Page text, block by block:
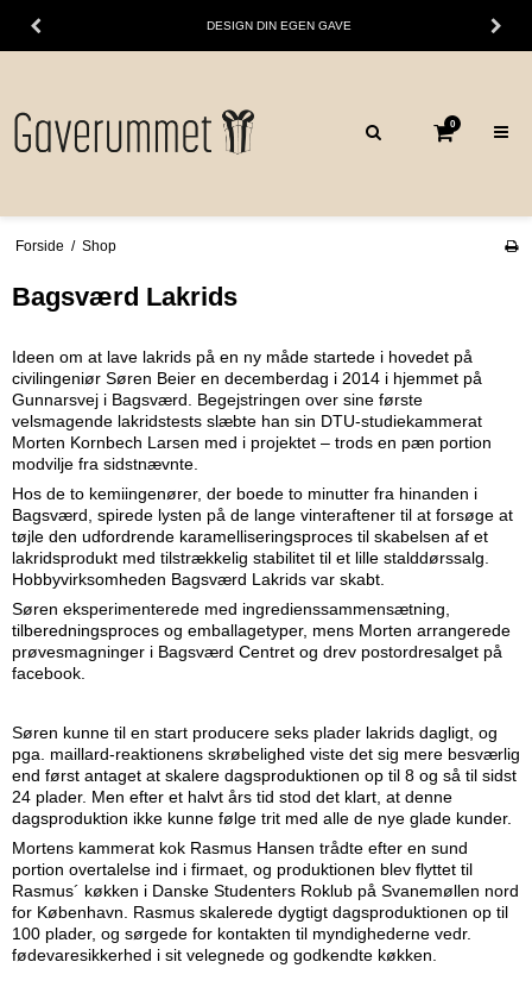
DESIGN DIN EGEN GAVE
0
Forside / Shop
Bagsværd Lakrids
Ideen om at lave lakrids på en ny måde startede i hovedet på
civilingeniør Søren Beier en decemberdag i 2014 i hjemmet på
Gunnarsvej i Bagsværd. Begejstringen over sine første
velsmagende lakridstests slæbte han sin DTU-studiekammerat
Morten Kornbech Larsen med i projektet – trods en pæn portion
modvilje fra sidstnævnte.
Hos de to kemiingenører, der boede to minutter fra hinanden i
Bagsværd, spirede lysten på de lange vinteraftener til at forsøge at
tøjle den udfordrende karamelliseringsproces til skabelsen af et
lakridsprodukt med tilstrækkelig stabilitet til et lille stalddørssalg.
Hobbyvirksomheden Bagsværd Lakrids var skabt.
Søren eksperimenterede med ingredienssammensætning,
tilberedningsproces og emballagetyper, mens Morten arrangerede
prøvesmagninger i Bagsværd Centret og drev postordresalget på
facebook.
Søren kunne til en start producere seks plader lakrids dagligt, og
pga. maillard-reaktionens skrøbelighed viste det sig mere besværlig
end først antaget at skalere dagsproduktionen op til 8 og så til sidst
24 plader. Men efter et halvt års tid stod det klart, at denne
dagsproduktion ikke kunne følge trit med alle de nye glade kunder.
Mortens kammerat kok Rasmus Hansen trådte efter en sund
portion overtalelse ind i firmaet, og produktionen blev flyttet til
Rasmus´ køkken i Danske Studenters Roklub på Svanemøllen nord
for København. Rasmus skalerede dygtigt dagsproduktionen op til
100 plader, og sørgede for kontakten til myndighederne vedr.
fødevaresikkerhed i sit velegnede og godkendte køkken.